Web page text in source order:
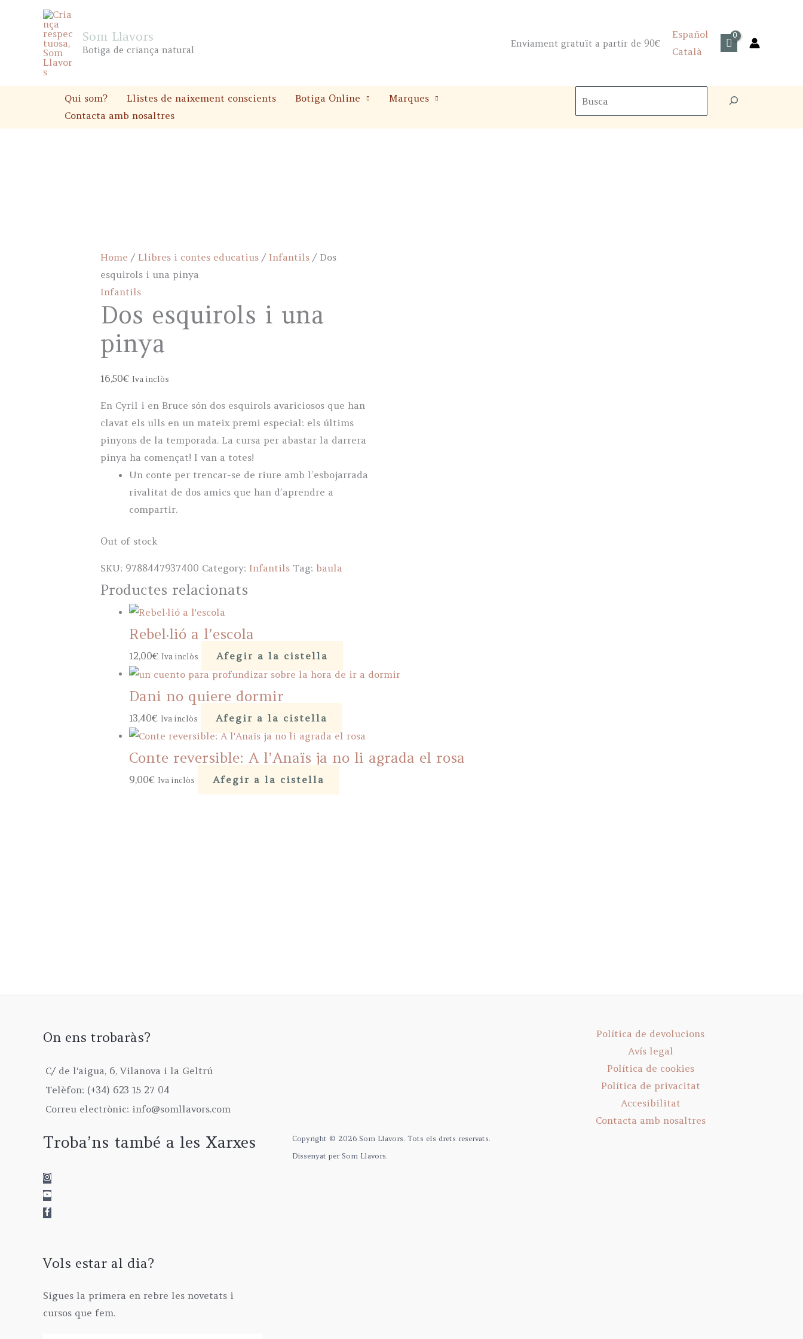
Som Llavors
Botiga de criança natural
Enviament gratuït a partir de 90€
Español
Català
Qui som? Llistes de naixement conscients Botiga Online
Marques
Contacta amb nosaltres
Home / Llibres i contes educatius / Infantils / Dos
esquirols i una pinya
Infantils
Dos esquirols i una
pinya
16,50€ Iva inclòs
En Cyril i en Bruce són dos esquirols avariciosos que han
clavat els ulls en un mateix premi especial: els últims
pinyons de la temporada. La cursa per abastar la darrera
pinya ha començat! I van a totes!
Un conte per trencar-se de riure amb l’esbojarrada
rivalitat de dos amics que han d’aprendre a
compartir.
Out of stock
SKU: 9788447937400 Category: Infantils Tag: baula
Productes relacionats
Rebel·lió a l’escola
12,00€ Iva inclòs Afegir a la cistella
Dani no quiere dormir
13,40€ Iva inclòs Afegir a la cistella
Conte reversible: A l’Anaïs ja no li agrada el rosa
9,00€ Iva inclòs Afegir a la cistella
On ens trobaràs?
C/ de l'aigua, 6, Vilanova i la Geltrú
Telèfon: (+34) 623 15 27 04
Correu electrònic: info@somllavors.com
Troba’ns també a les Xarxes
Vols estar al dia?
Sigues la primera en rebre les novetats i
cursos que fem.
Copyright © 2026 Som Llavors. Tots els drets reservats.
Dissenyat per Som Llavors.
Política de devolucions
Avís legal
Política de cookies
Política de privacitat
Accesibilitat
Contacta amb nosaltres